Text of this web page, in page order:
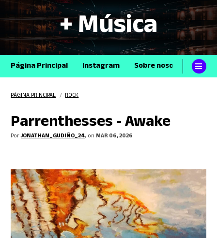
+ Música
Página Principal Instagram Sobre nosotros
PÁGINA PRINCIPAL /ROCK
Parrenthesses - Awake
PorJONATHAN_GUDIÑO_24, on MAR 06, 2026